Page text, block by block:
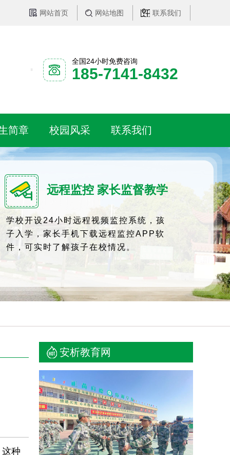
网站首页 网站地图 联系我们
全国24小时免费咨询
185-7141-8432
简章 校园风采 联系我们
远程监控 家长监督教学
学校开设24小时远程视频监控系统，孩
子入学，家长手机下载远程监控APP软
件，可实时了解孩子在校情况。
种
安析教育网